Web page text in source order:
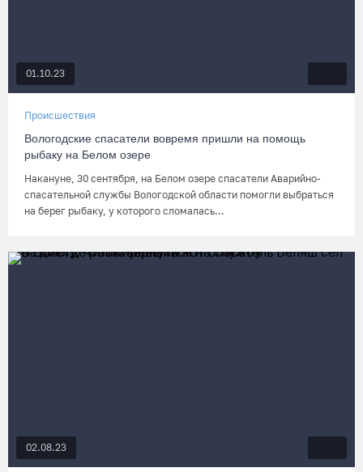
01.10.23
Происшествия
Вологодские спасатели вовремя пришли на помощь
рыбаку на Белом озере
Накануне, 30 сентября, на Белом озере спасатели Аварийно-
спасательной службы Вологодской области помогли выбраться
на берег рыбаку, у которого сломалась...
02.08.23